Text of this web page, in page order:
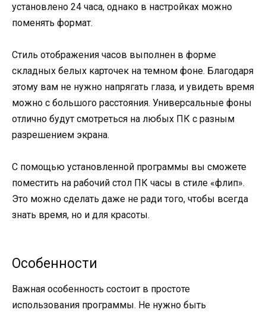
установлено 24 часа, однако в настройках можно
поменять формат.
Стиль отображения часов выполнен в форме
складных белых карточек на темном фоне. Благодаря
этому вам не нужно напрягать глаза, и увидеть время
можно с большого расстояния. Универсальные фоны
отлично будут смотреться на любых ПК с разным
разрешением экрана.
С помощью установленной программы вы сможете
поместить на рабочий стол ПК часы в стиле «флип».
Это можно сделать даже не ради того, чтобы всегда
знать время, но и для красоты.
Особенности
Важная особенность состоит в простоте
использования программы. Не нужно быть